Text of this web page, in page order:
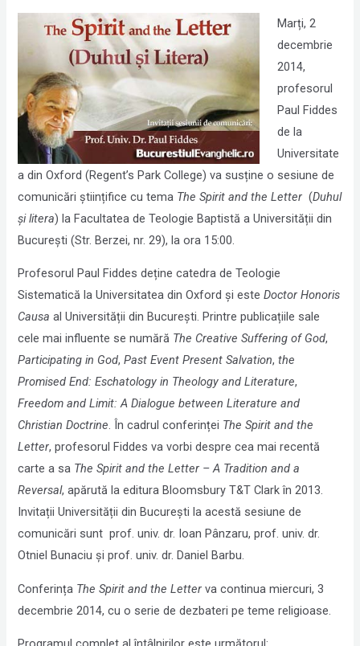
Marți, 2
decembrie
2014,
profesorul
Paul Fiddes
de la
Universitate
a din Oxford (Regent’s Park College) va susține o sesiune de
comunicări științifice cu tema The Spirit and the Letter (Duhul
și litera) la Facultatea de Teologie Baptistă a Universității din
București (Str. Berzei, nr. 29), la ora 15:00.
Profesorul Paul Fiddes deține catedra de Teologie
Sistematică la Universitatea din Oxford și esteDoctor Honoris
Causa al Universității din București. Printre publicațiile sale
cele mai influente se numără The Creative Suffering of God,
Participating in God,Past Event Present Salvation,the
Promised End: Eschatology in Theology and Literature,
Freedom andLimit: A Dialogue between Literature and
Christian Doctrine. În cadrul conferinței The Spirit and the
Letter, profesorul Fiddes va vorbi despre cea mai recentă
carte a sa The Spirit and the Letter – A Tradition and a
Reversal, apărută la editura Bloomsbury T&T Clark în 2013.
Invitații Universității din București la acestă sesiune de
comunicări sunt prof. univ. dr. Ioan Pânzaru, prof. univ. dr.
Otniel Bunaciu și prof. univ. dr. Daniel Barbu.
Conferința The Spirit and the Letter va continua miercuri, 3
decembrie 2014, cu o serie de dezbateri pe teme religioase.